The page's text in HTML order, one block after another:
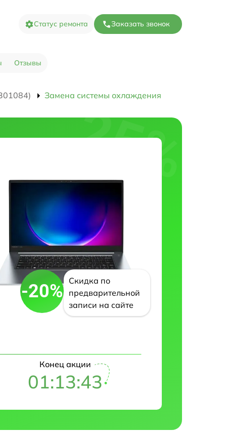
Статус ремонта Заказать звонок
Отзывы
Замена системы охлаждения
-20%
Скидка по
предварительной
записи на сайте
Конец акции
01:13:42